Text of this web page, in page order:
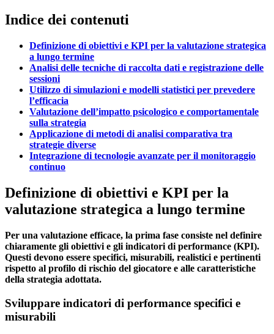
Indice dei contenuti
Definizione di obiettivi e KPI per la valutazione strategica
a lungo termine
Analisi delle tecniche di raccolta dati e registrazione delle
sessioni
Utilizzo di simulazioni e modelli statistici per prevedere
l’efficacia
Valutazione dell’impatto psicologico e comportamentale
sulla strategia
Applicazione di metodi di analisi comparativa tra
strategie diverse
Integrazione di tecnologie avanzate per il monitoraggio
continuo
Definizione di obiettivi e KPI per la
valutazione strategica a lungo termine
Per una valutazione efficace, la prima fase consiste nel definire
chiaramente gli obiettivi e gli indicatori di performance (KPI).
Questi devono essere specifici, misurabili, realistici e pertinenti
rispetto al profilo di rischio del giocatore e alle caratteristiche
della strategia adottata.
Sviluppare indicatori di performance specifici e
misurabili